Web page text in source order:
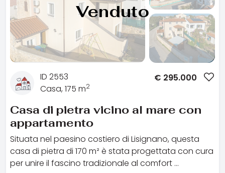
Venduto
ID 2553
Casa, 175 m2
€ 295.000
Casa di pietra vicino al mare con
appartamento
Situata nel paesino costiero di Lisignano, questa
casa di pietra di 170 m² è stata progettata con cura
per unire il fascino tradizionale al comfort …